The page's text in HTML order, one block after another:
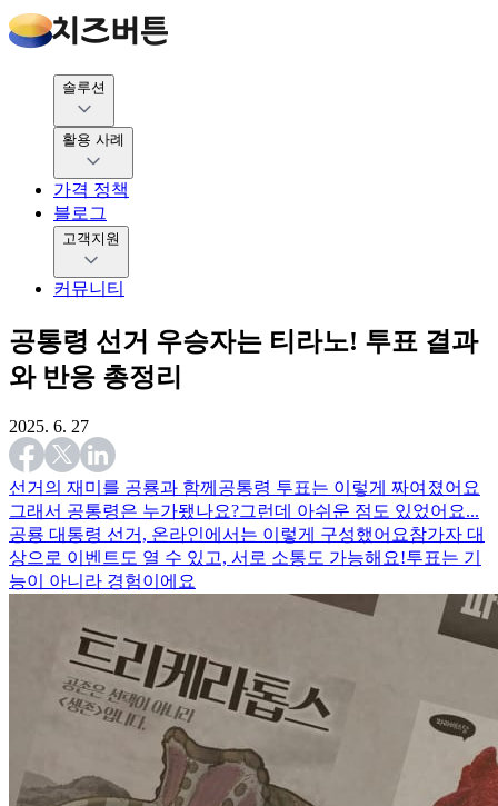
솔루션
활용 사례
가격 정책
블로그
고객지원
커뮤니티
공통령 선거 우승자는 티라노! 투표 결과
와 반응 총정리
2025. 6. 27
선거의 재미를 공룡과 함께 공통령 투표는 이렇게 짜여졌어요
그래서 공통령은 누가됐나요?그런데 아쉬운 점도 있었어요...
공룡 대통령 선거, 온라인에서는 이렇게 구성했어요참가자 대
상으로 이벤트도 열 수 있고, 서로 소통도 가능해요!투표는 기
능이 아니라 경험이에요